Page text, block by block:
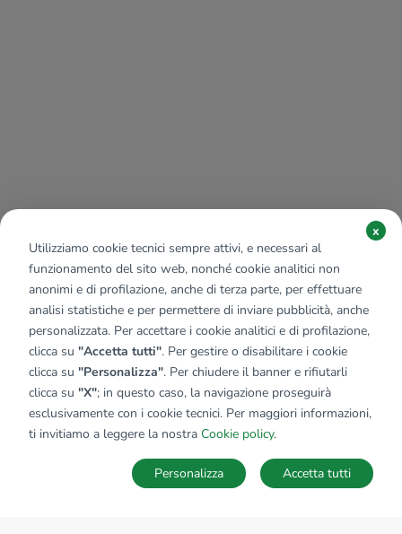
SALVA RICERCA
Utilizziamo cookie tecnici sempre attivi, e necessari al
funzionamento del sito web, nonché cookie analitici non
anonimi e di profilazione, anche di terza parte, per effettuare
analisi statistiche e per permettere di inviare pubblicità, anche
personalizzata. Per accettare i cookie analitici e di profilazione,
clicca su "Accetta tutti". Per gestire o disabilitare i cookie
clicca su "Personalizza". Per chiudere il banner e rifiutarli
clicca su "X"; in questo caso, la navigazione proseguirà
esclusivamente con i cookie tecnici. Per maggiori informazioni,
ti invitiamo a leggere la nostra Cookie policy.
x
Accetta tutti
Personalizza